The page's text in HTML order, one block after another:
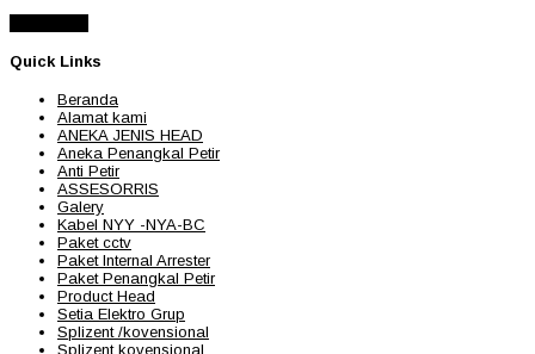
Quick Links
Beranda
Alamat kami
ANEKA JENIS HEAD
Aneka Penangkal Petir
Anti Petir
ASSESORRIS
Galery
Kabel NYY -NYA-BC
Paket cctv
Paket Internal Arrester
Paket Penangkal Petir
Product Head
Setia Elektro Grup
Splizent /kovensional
Splizent kovensional